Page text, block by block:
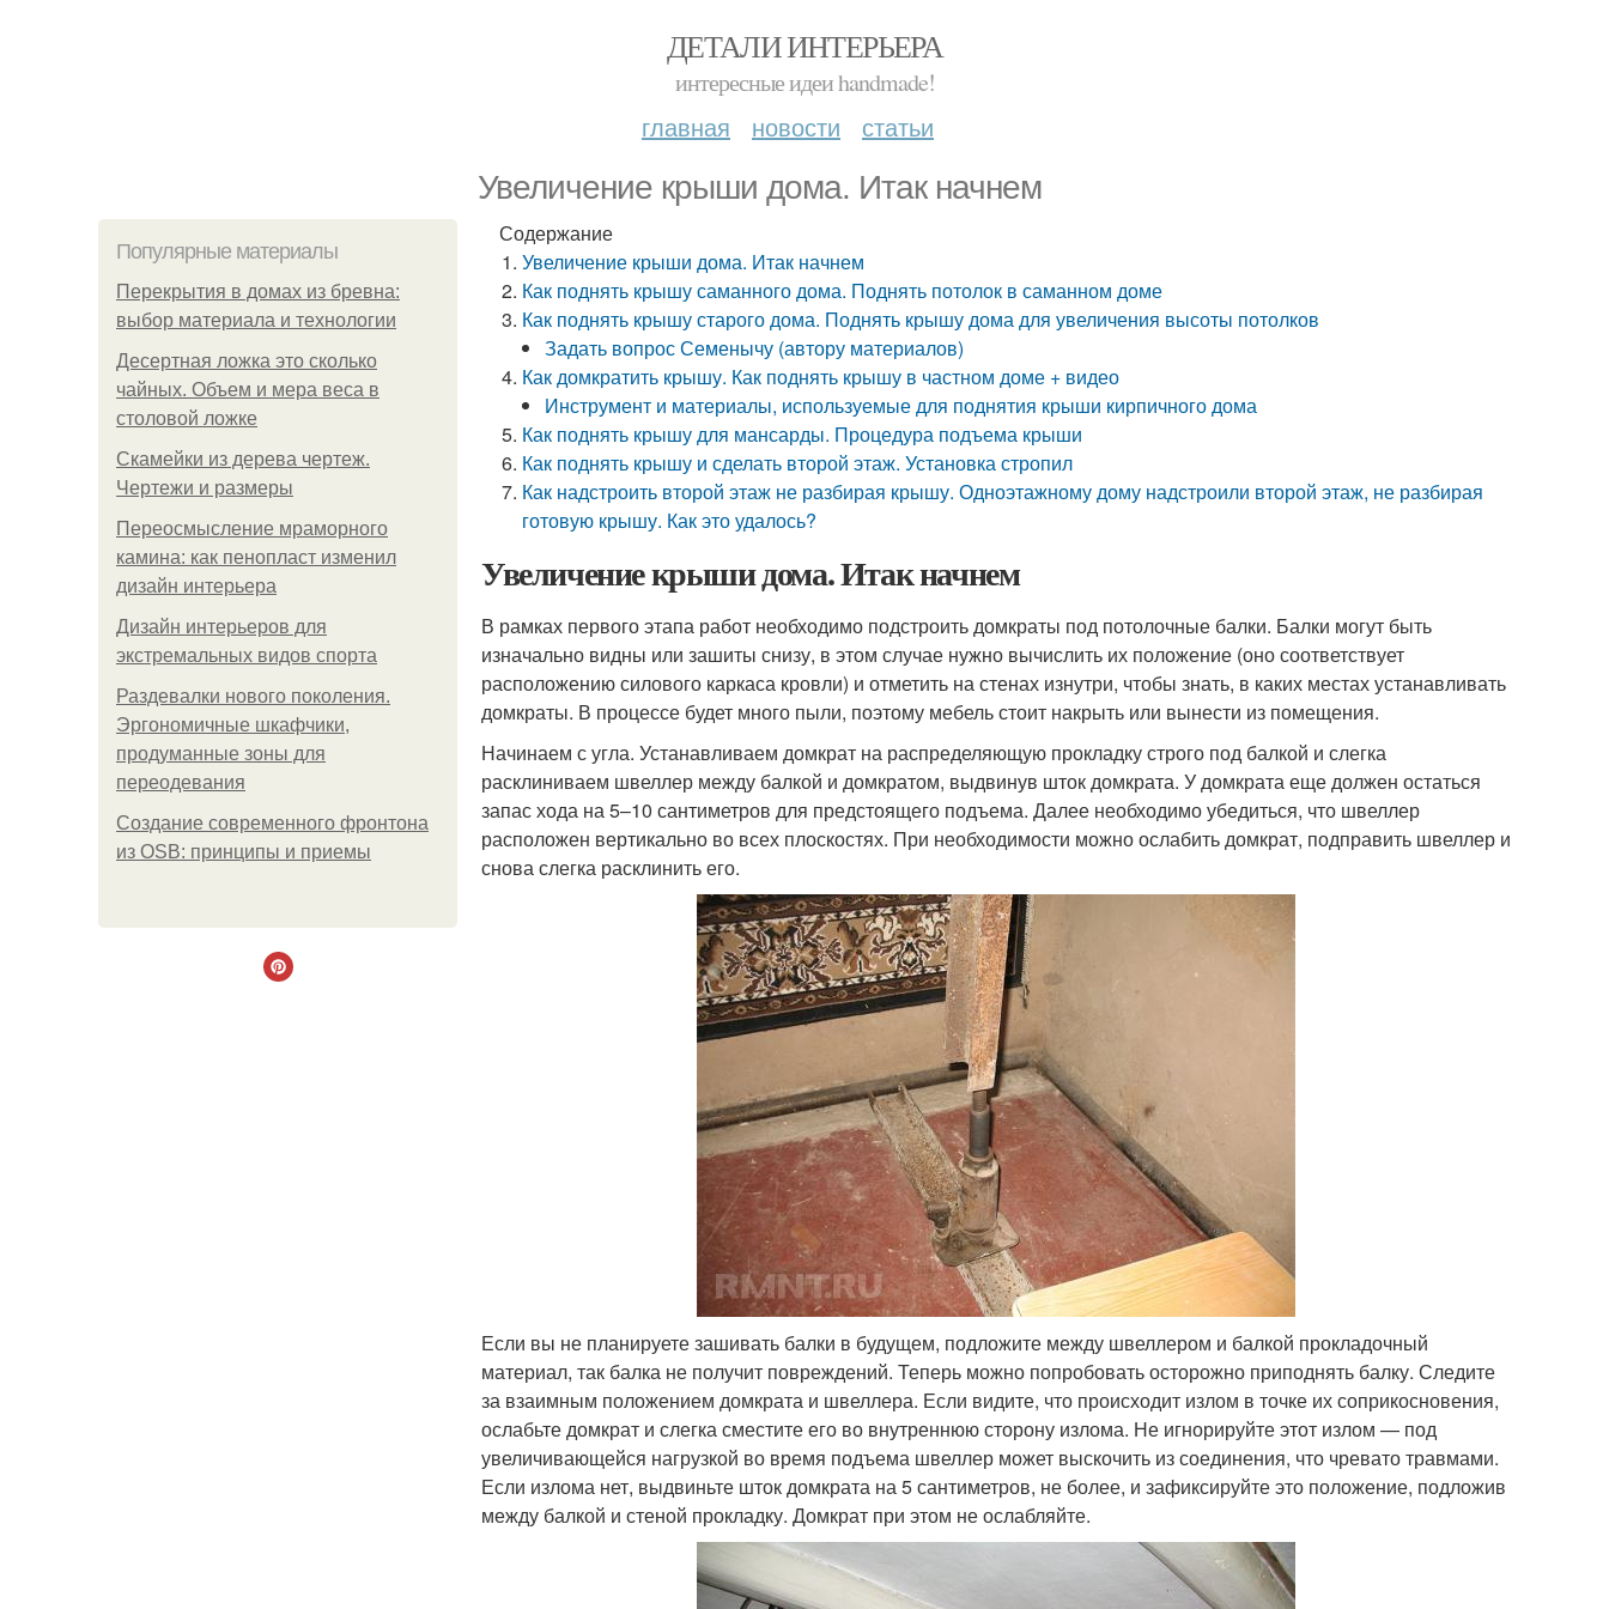
ДЕТАЛИ ИНТЕРЬЕРА
интересные идеи handmade!
главная новости статьи
Увеличение крыши дома. Итак начнем
Популярные материалы
Перекрытия в домах из бревна:
выбор материала и технологии
Десертная ложка это сколько
чайных. Объем и мера веса в
столовой ложке
Скамейки из дерева чертеж.
Чертежи и размеры
Переосмысление мраморного
камина: как пенопласт изменил
дизайн интерьера
Дизайн интерьеров для
экстремальных видов спорта
Раздевалки нового поколения.
Эргономичные шкафчики,
продуманные зоны для
переодевания
Создание современного фронтона
из OSB: принципы и приемы
Содержание
Увеличение крыши дома. Итак начнем
Как поднять крышу саманного дома. Поднять потолок в саманном доме
Как поднять крышу старого дома. Поднять крышу дома для увеличения высоты потолков
Задать вопрос Семенычу (автору материалов)
Как домкратить крышу. Как поднять крышу в частном доме + видео
Инструмент и материалы, используемые для поднятия крыши кирпичного дома
Как поднять крышу для мансарды. Процедура подъема крыши
Как поднять крышу и сделать второй этаж. Установка стропил
Как надстроить второй этаж не разбирая крышу. Одноэтажному дому надстроили второй этаж, не разбирая
готовую крышу. Как это удалось?
Увеличение крыши дома. Итак начнем
В рамках первого этапа работ необходимо подстроить домкраты под потолочные балки. Балки могут быть
изначально видны или зашиты снизу, в этом случае нужно вычислить их положение (оно соответствует
расположению силового каркаса кровли) и отметить на стенах изнутри, чтобы знать, в каких местах устанавливать
домкраты. В процессе будет много пыли, поэтому мебель стоит накрыть или вынести из помещения.
Начинаем с угла. Устанавливаем домкрат на распределяющую прокладку строго под балкой и слегка
расклиниваем швеллер между балкой и домкратом, выдвинув шток домкрата. У домкрата еще должен остаться
запас хода на 5–10 сантиметров для предстоящего подъема. Далее необходимо убедиться, что швеллер
расположен вертикально во всех плоскостях. При необходимости можно ослабить домкрат, подправить швеллер и
снова слегка расклинить его.
Если вы не планируете зашивать балки в будущем, подложите между швеллером и балкой прокладочный
материал, так балка не получит повреждений. Теперь можно попробовать осторожно приподнять балку. Следите
за взаимным положением домкрата и швеллера. Если видите, что происходит излом в точке их соприкосновения,
ослабьте домкрат и слегка сместите его во внутреннюю сторону излома. Не игнорируйте этот излом — под
увеличивающейся нагрузкой во время подъема швеллер может выскочить из соединения, что чревато травмами.
Если излома нет, выдвиньте шток домкрата на 5 сантиметров, не более, и зафиксируйте это положение, подложив
между балкой и стеной прокладку. Домкрат при этом не ослабляйте.